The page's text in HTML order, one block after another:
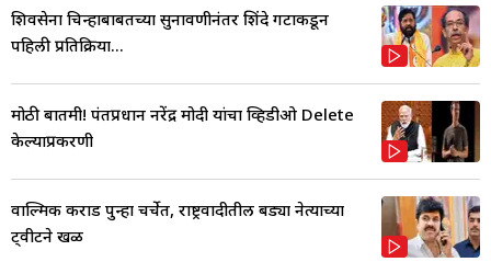
शिवसेना चिन्हाबाबतच्या सुनावणीनंतर शिंदे गटाकडून
पहिली प्रतिक्रिया...
मोठी बातमी! पंतप्रधान नरेंद्र मोदी यांचा व्हिडीओ Delete
केल्याप्रकरणी
वाल्मिक कराड पुन्हा चर्चेत, राष्ट्रवादीतील बड्या नेत्याच्या
ट्वीटने खळ